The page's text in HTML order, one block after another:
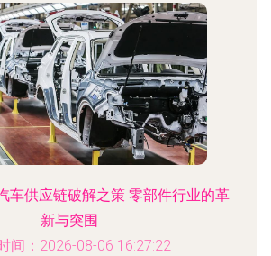
车供应链破解之策 零部件行业的革
新与突围
间：2026-08-06 16:27:22